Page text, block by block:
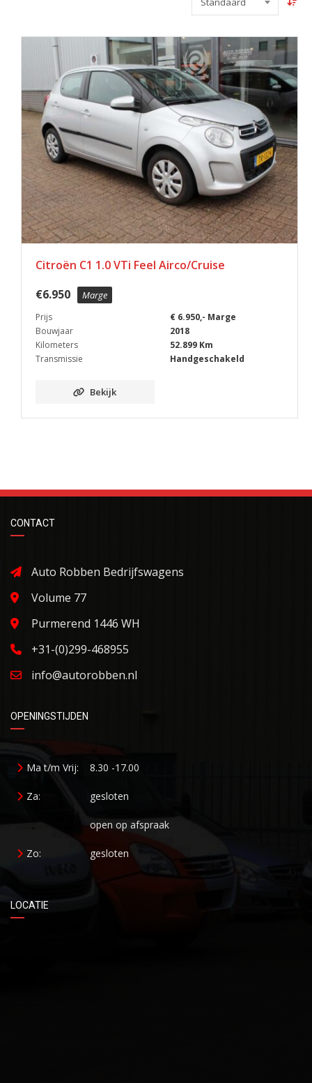
Citroën C1 1.0 VTi Feel Airco/Cruise
€6.950 Marge
Prijs
€ 6.950,- Marge
Bouwjaar
2018
Kilometers
52.899 Km
Transmissie
Handgeschakeld
Bekijk
CONTACT
Auto Robben Bedrijfswagens
Volume 77
Purmerend 1446 WH
+31-(0)299-468955
info@autorobben.nl
OPENINGSTIJDEN
Ma t/m Vrij: 8.30 -17.00
Za: gesloten
open op afspraak
Zo: gesloten
LOCATIE